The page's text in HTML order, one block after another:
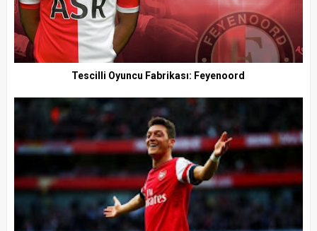
Tescilli Oyuncu Fabrikası: Feyenoord